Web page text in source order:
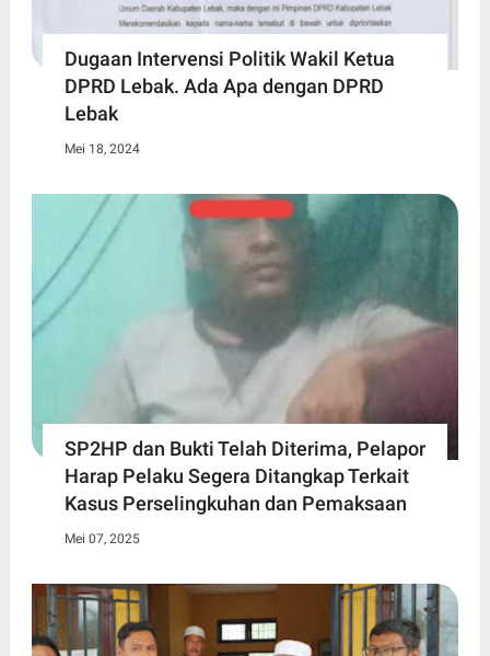
Dugaan Intervensi Politik Wakil Ketua
DPRD Lebak. Ada Apa dengan DPRD
Lebak
Mei 18, 2024
SP2HP dan Bukti Telah Diterima, Pelapor
Harap Pelaku Segera Ditangkap Terkait
Kasus Perselingkuhan dan Pemaksaan
Mei 07, 2025